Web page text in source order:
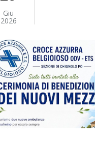
Giu
2026